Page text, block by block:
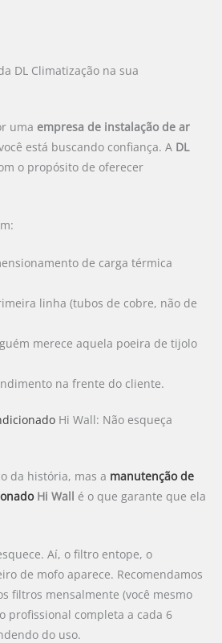
DL Climatização na sua
uma empresa de instalação de ar
está buscando confiança. A DL
o propósito de oferecer
de carga térmica
linha (tubos de cobre, não de
merece aquela poeira de tijolo
na frente do cliente.
Hi Wall: Não esqueça
da história, mas a manutenção de
Hi Wall é o que garante que ela
Aí, o filtro entope, o
de mofo aparece. Recomendamos
filtros mensalmente (você mesmo
profissional completa a cada 6
do uso.